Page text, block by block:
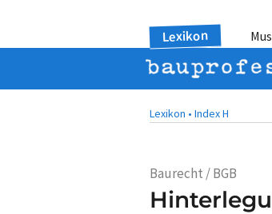
Lexikon
Lexikon • Index H
Baurecht / BGB